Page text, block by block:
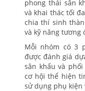
phong thái sân
và khai thác tối
chia thí sinh
và kỹ năng tương
Mỗi nhóm có 3
được đánh giá
sân khấu và
cơ hội thể hiện
sử dụng phụ kiện